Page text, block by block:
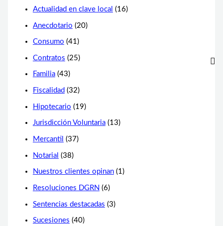
Actualidad en clave local (16)
Anecdotario (20)
Consumo (41)
Contratos (25)
Familia(43)
Fiscalidad (32)
Hipotecario (19)
Jurisdicción Voluntaria(13)
Mercantil (37)
Notarial (38)
Nuestros clientes opinan(1)
Resoluciones DGRN (6)
Sentencias destacadas (3)
Sucesiones (40)